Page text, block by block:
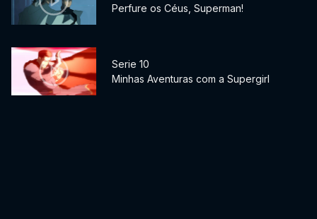
Perfure os Céus, Superman!
Serie 10
Minhas Aventuras com a Supergirl